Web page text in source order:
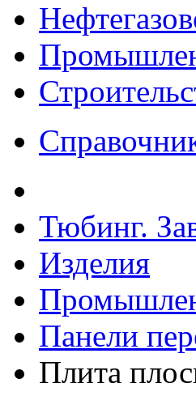
Тюбинг.
Изделия
Панели
Плита